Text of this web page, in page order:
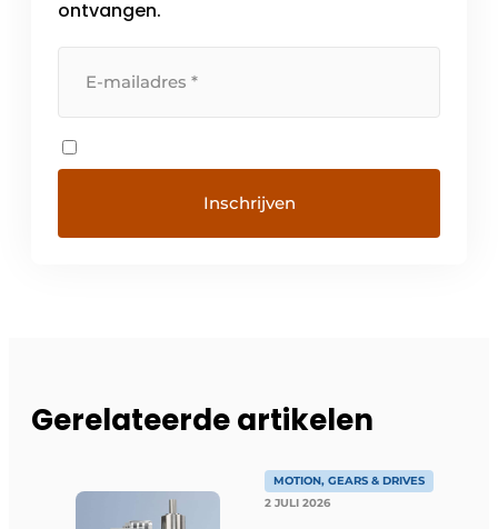
ontvangen.
Gerelateerde artikelen
MOTION, GEARS & DRIVES
2 JULI 2026